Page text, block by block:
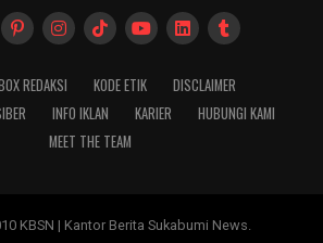
REDAKSI KODE ETIK
DISCLAIMER
INFO IKLAN KARIER
HUBUNGI KAMI
MEET THE TEAM
KBSN | Kantor Berita Sukabumi News.